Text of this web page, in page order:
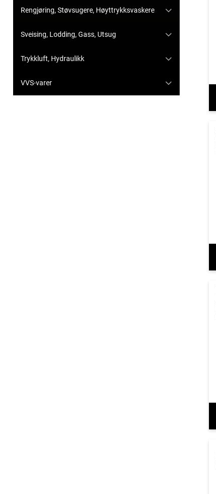
Rengjøring, Støvsugere, Høyttrykksvaskere
Sveising, Lodding, Gass, Utsug
Trykkluft, Hydraulikk
VVS-varer